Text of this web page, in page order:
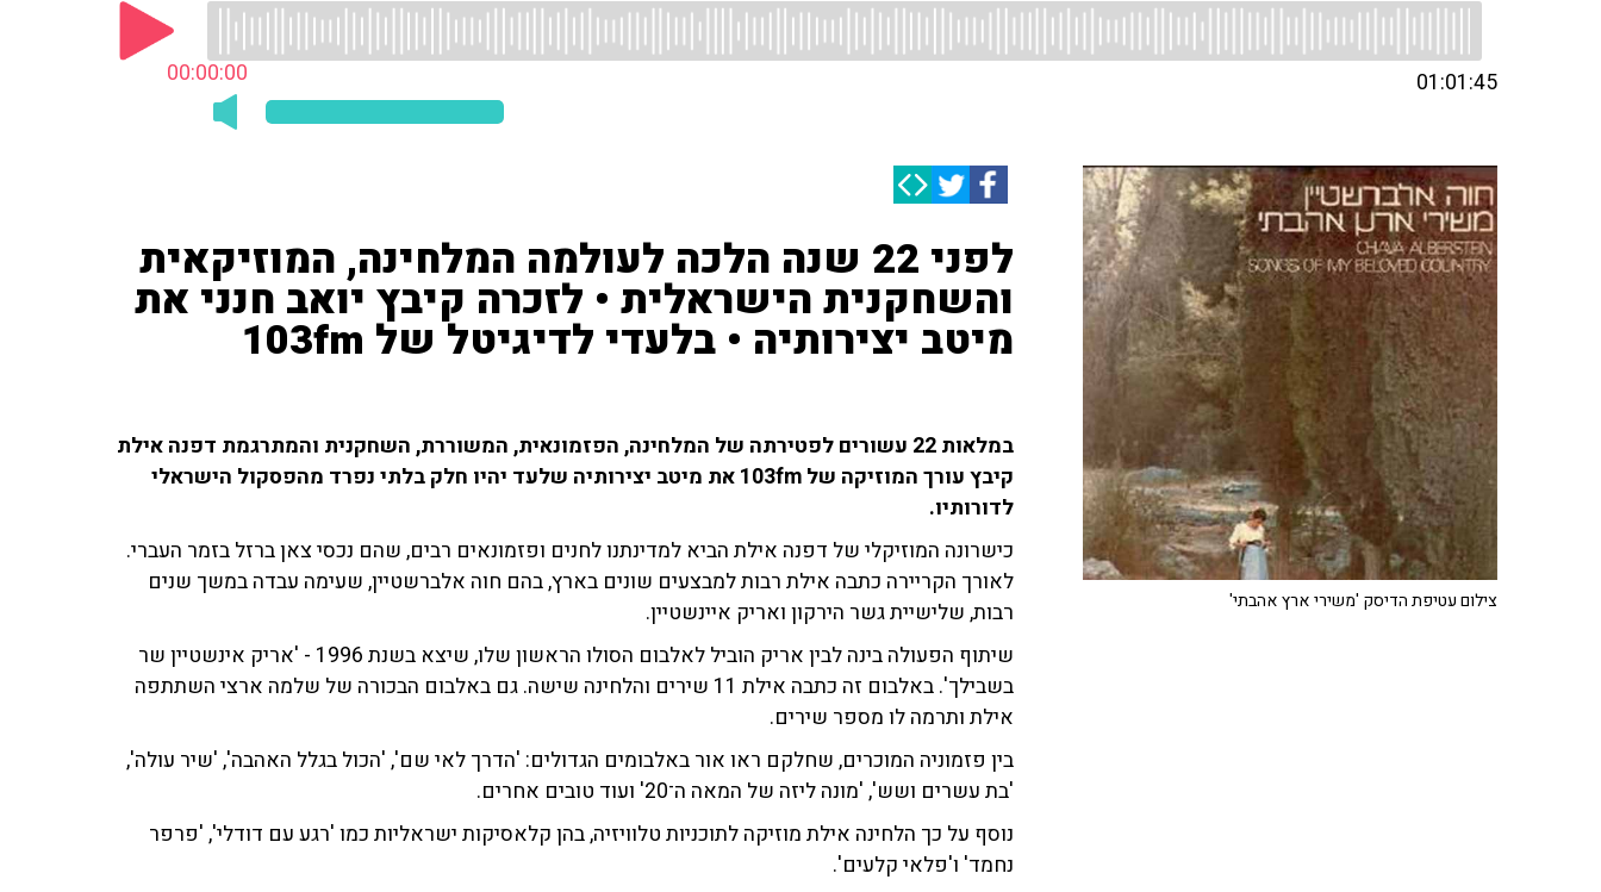
00:00:00 01:01:45
לפני 22 שנה הלכה לעולמה המלחינה, המוזיקאית
והשחקנית הישראלית • לזכרה קיבץ יואב חנני את
מיטב יצירותיה • בלעדי לדיגיטל של 103fm
במלאות 22 עשורים לפטירתה של המלחינה, הפזמונאית, המשוררת, השחקנית והמתרגמת דפנה אילת
קיבץ עורך המוזיקה של 103fm את מיטב יצירותיה שלעד יהיו חלק בלתי נפרד מהפסקול הישראלי
לדורותיו.
כישרונה המוזיקלי של דפנה אילת הביא למדינתנו לחנים ופזמונאים רבים, שהם נכסי צאן ברזל בזמר העברי.
לאורך הקריירה כתבה אילת רבות למבצעים שונים בארץ, בהם חוה אלברשטיין, שעימה עבדה במשך שנים
רבות, שלישיית גשר הירקון ואריק איינשטיין.
שיתוף הפעולה בינה לבין אריק הוביל לאלבום הסולו הראשון שלו, שיצא בשנת 1996 - 'אריק אינשטיין שר
בשבילך'. באלבום זה כתבה אילת 11 שירים והלחינה שישה. גם באלבום הבכורה של שלמה ארצי השתתפה
אילת ותרמה לו מספר שירים.
בין פזמוניה המוכרים, שחלקם ראו אור באלבומים הגדולים: 'הדרך לאי שם', 'הכול בגלל האהבה', 'שיר עולה',
'בת עשרים ושש', 'מונה ליזה של המאה ה־20' ועוד טובים אחרים.
נוסף על כך הלחינה אילת מוזיקה לתוכניות טלוויזיה, בהן קלאסיקות ישראליות כמו 'רגע עם דודלי', 'פרפר
נחמד' ו'פלאי קלעים'.
צילום עטיפת הדיסק 'משירי ארץ אהבתי'